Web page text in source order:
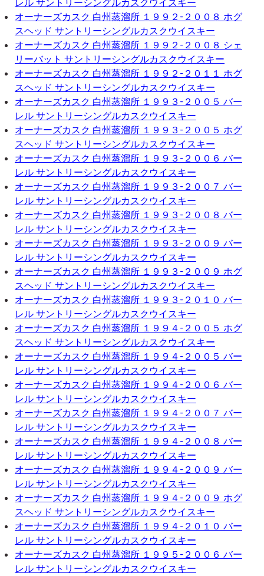
レル サントリーシングルカスクウイスキー
オーナーズカスク 白州蒸溜所 １９９２-２００８ ホグ
スヘッド サントリーシングルカスクウイスキー
オーナーズカスク 白州蒸溜所 １９９２-２００８ シェ
リーバット サントリーシングルカスクウイスキー
オーナーズカスク 白州蒸溜所 １９９２-２０１１ ホグ
スヘッド サントリーシングルカスクウイスキー
オーナーズカスク 白州蒸溜所 １９９３-２００５ バー
レル サントリーシングルカスクウイスキー
オーナーズカスク 白州蒸溜所 １９９３-２００５ ホグ
スヘッド サントリーシングルカスクウイスキー
オーナーズカスク 白州蒸溜所 １９９３-２００６ バー
レル サントリーシングルカスクウイスキー
オーナーズカスク 白州蒸溜所 １９９３-２００７ バー
レル サントリーシングルカスクウイスキー
オーナーズカスク 白州蒸溜所 １９９３-２００８ バー
レル サントリーシングルカスクウイスキー
オーナーズカスク 白州蒸溜所 １９９３-２００９ バー
レル サントリーシングルカスクウイスキー
オーナーズカスク 白州蒸溜所 １９９３-２００９ ホグ
スヘッド サントリーシングルカスクウイスキー
オーナーズカスク 白州蒸溜所 １９９３-２０１０ バー
レル サントリーシングルカスクウイスキー
オーナーズカスク 白州蒸溜所 １９９４-２００５ ホグ
スヘッド サントリーシングルカスクウイスキー
オーナーズカスク 白州蒸溜所 １９９４-２００５ バー
レル サントリーシングルカスクウイスキー
オーナーズカスク 白州蒸溜所 １９９４-２００６ バー
レル サントリーシングルカスクウイスキー
オーナーズカスク 白州蒸溜所 １９９４-２００７ バー
レル サントリーシングルカスクウイスキー
オーナーズカスク 白州蒸溜所 １９９４-２００８ バー
レル サントリーシングルカスクウイスキー
オーナーズカスク 白州蒸溜所 １９９４-２００９ バー
レル サントリーシングルカスクウイスキー
オーナーズカスク 白州蒸溜所 １９９４-２００９ ホグ
スヘッド サントリーシングルカスクウイスキー
オーナーズカスク 白州蒸溜所 １９９４-２０１０ バー
レル サントリーシングルカスクウイスキー
オーナーズカスク 白州蒸溜所 １９９５-２００６ バー
レル サントリーシングルカスクウイスキー